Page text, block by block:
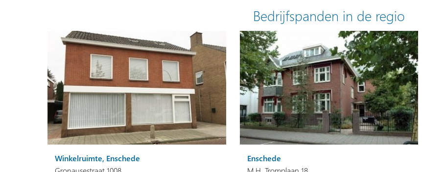
Bedrijfspanden in de regio
Winkelruimte, Enschede
Enschede